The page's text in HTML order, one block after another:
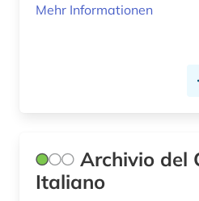
reisebericht (1)
rom (2)
Mehr Informationen
Archivio del
Italiano